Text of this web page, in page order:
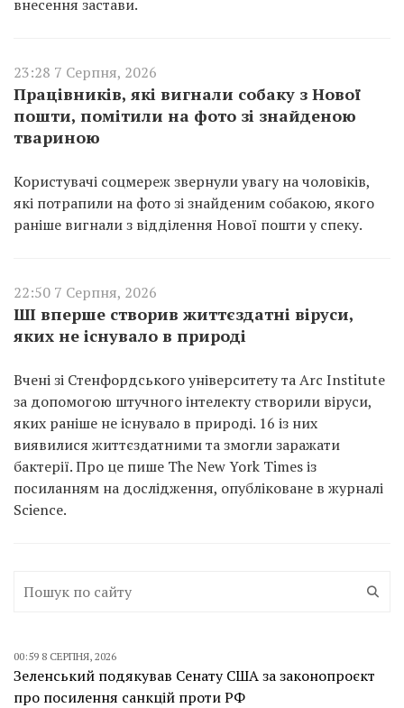
внесення застави.
23:28 7 Серпня, 2026
Працівників, які вигнали собаку з Нової
пошти, помітили на фото зі знайденою
твариною
Користувачі соцмереж звернули увагу на чоловіків,
які потрапили на фото зі знайденим собакою, якого
раніше вигнали з відділення Нової пошти у спеку.
22:50 7 Серпня, 2026
ШІ вперше створив життєздатні віруси,
яких не існувало в природі
Вчені зі Стенфордського університету та Arc Institute
за допомогою штучного інтелекту створили віруси,
яких раніше не існувало в природі. 16 із них
виявилися життєздатними та змогли заражати
бактерії. Про це пише The New York Times із
посиланням на дослідження, опубліковане в журналі
Science.
00:59 8 СЕРПНЯ, 2026
Зеленський подякував Сенату США за законопроєкт
про посилення санкцій проти РФ